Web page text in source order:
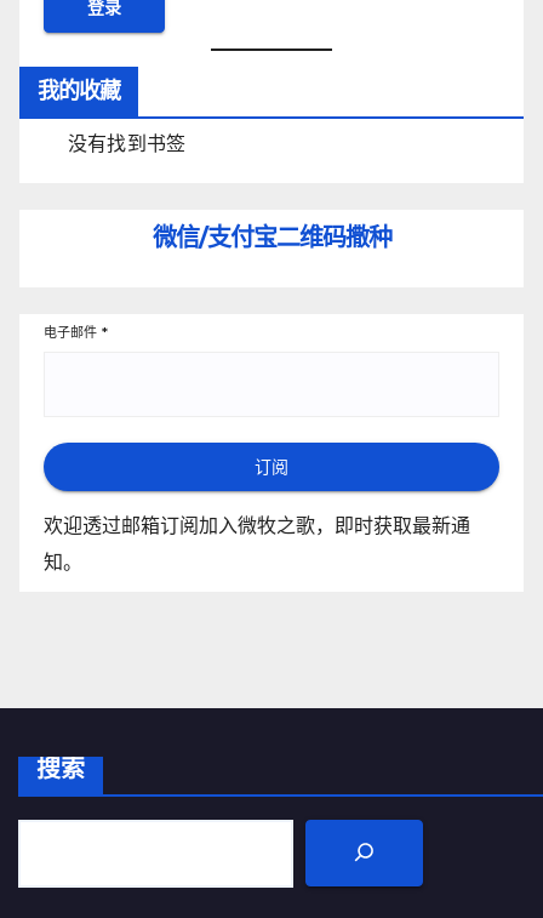
我的收藏
没有找到书签
微信/支付宝二维码撒种
电子邮件 *
订阅
欢迎透过邮箱订阅加入微牧之歌，即时获取最新通
知。
搜索